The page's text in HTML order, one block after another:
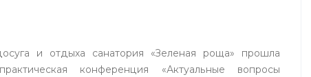
и отдыха санатория «Зеленая роща» прошла
конференция «Актуальные вопросы